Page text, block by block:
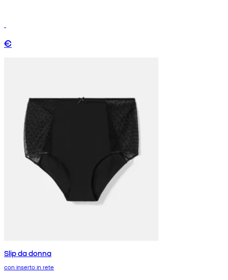
€
Slip da donna
con inserto in rete